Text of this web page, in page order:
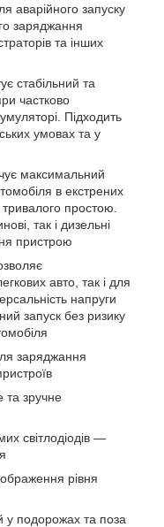
аварійного запуску
заряджання
та інших
стабільний та
частково
Підходить
умовах та у
максимальний
в екстрених
простою.
так і дизельні
пристрою
авто, так і для
напруги
запуск без ризику
заряджання
зручне
світлодіодів —
рівня
у подорожах та поза